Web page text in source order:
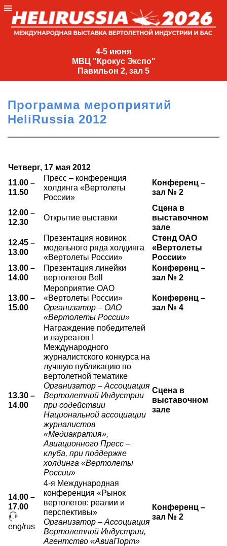
4-5 июня
МВЦ "Крокус Экспо"
Павильон 2, зал 5
4-
МВЦ
Экспо"
Павильон
2,
5
+7
(495)
477-
33-81
О выставке
Партнеры выставки
Крокус Экспо
Даты будущих выставок
Документы
Для участников
Заявка на участие
Заочное участие
Прилет на выставку
Основные требования МВЦ «Крокус Экспо»
Для посетителей
Место проведения HeliRussia
Схема проезда
Правила доступа и пребывания Крокус Экспо
Аккредитация прессы
Условия инфопартнёрства
Положение об аккредитации
Публикации о выставке
Пресс-релизы
Программа мероприятий
HeliRussia 2012
Четверг, 17 мая 2012
11.00 –
11.50
Пресс – конференция
холдинга «Вертолеты
России»
Конференц –
зал № 2
12.00 –
12.30
Открытие выставки
Сцена в
выставочном
зале
12.45 –
13.00
Презентация новинок
модельного ряда холдинга
«Вертолеты России»
Стенд ОАО
«Вертолеты
России»
13.00 –
14.00
Презентация линейки
вертолетов Bell
Конференц –
зал № 2
13.00 –
15.00
Мероприятие ОАО
«Вертолеты России»
Организатор – ОАО
«Вертолеты России»
Конференц –
зал № 4
13.30 –
14.00
Награждение победителей
и лауреатов I
Международного
журналистского конкурса на
лучшую публикацию по
вертолетной тематике
Организатор – Ассоциация
Вертолетной Индустрии
при содействии
Национальной ассоциации
журналистов
«Медиакратия»,
Авиационного Пресс –
клуба, при поддержке
холдинга «Вертолеты
России»
Сцена в
выставочном
зале
14.00 –
17.00
eng/rus
4-я Международная
конференция «Рынок
вертолетов: реалии и
перспективы»
Организатор – Ассоциация
Вертолетной Индустрии,
Агентство «АвиаПорт»
Конференц –
зал № 2